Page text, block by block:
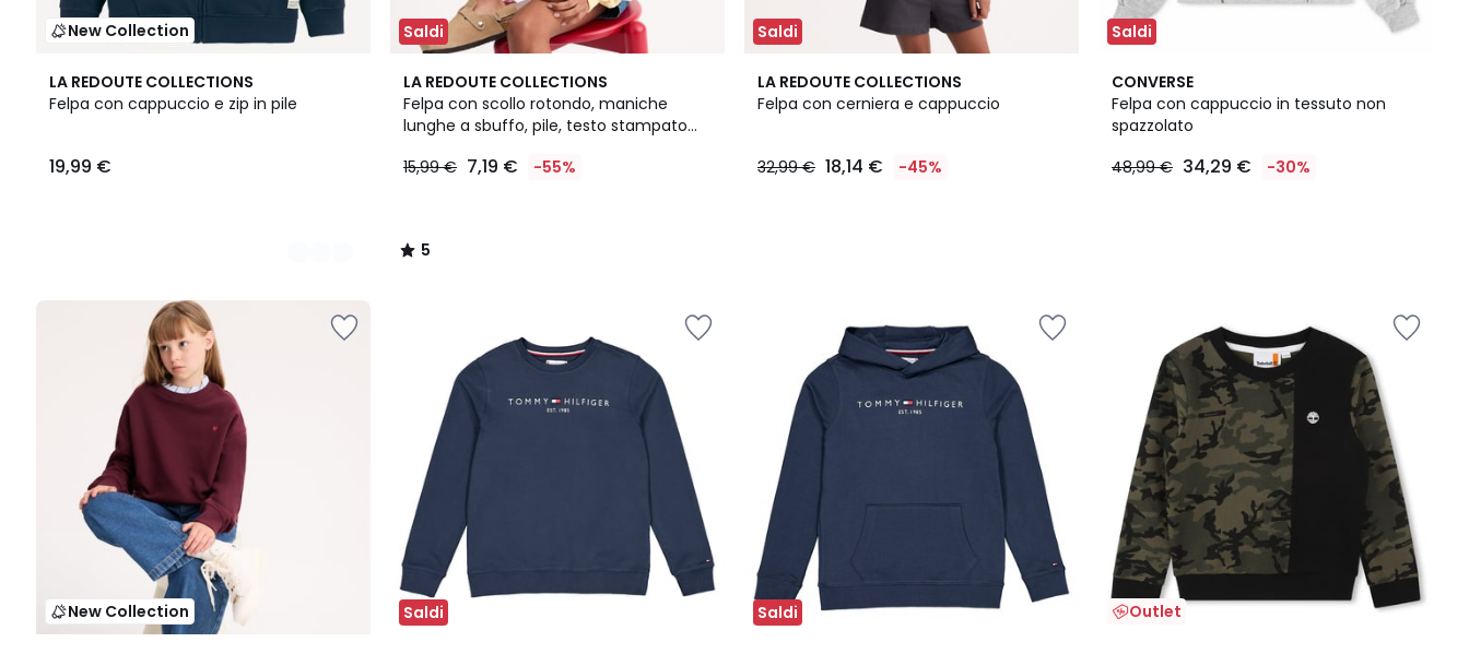
New Collection
LA REDOUTE COLLECTIONS
Felpa con cappuccio e zip in pile
19,99 €
4
Colori
Saldi
LA REDOUTE COLLECTIONS
Felpa con scollo rotondo, maniche
lunghe a sbuffo, pile, testo stampato
15,99 € 7,19 € -55%
5
/
5
5
/
Saldi
LA REDOUTE COLLECTIONS
Felpa con cerniera e cappuccio
32,99 € 18,14 € -45%
Saldi
CONVERSE
Felpa con cappuccio in tessuto non
spazzolato
48,99 € 34,29 € -30%
New Collection Saldi Saldi Outlet